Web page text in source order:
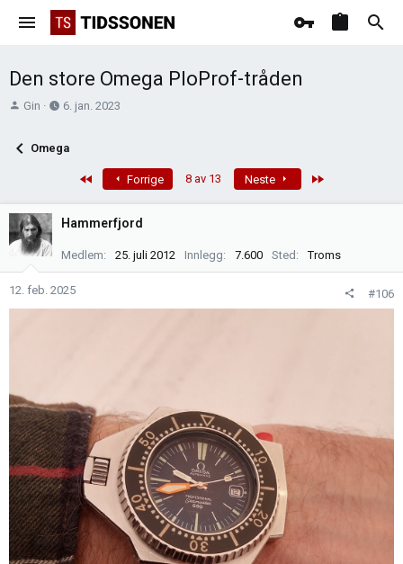
Den store Omega PloProf-tråden
T
å
a
r
t
Gin
O
e
t
6. jan. 2023
Omega
Forrige 8 av 13 Neste
Hammerfjord
Medlem 25. juli 2012 Innlegg 7.600 Sted Troms
12. feb. 2025 #106